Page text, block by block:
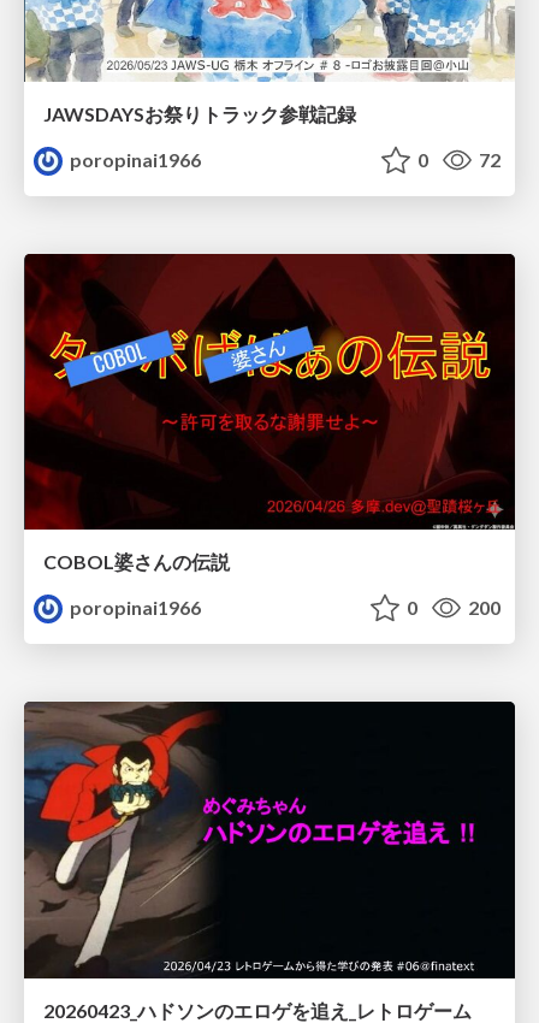
JAWSDAYSお祭りトラック参戦記録
poropinai1966
0 72
COBOL婆さんの伝説
poropinai1966
0 200
20260423_ハドソンのエロゲを追え_レトロゲーム